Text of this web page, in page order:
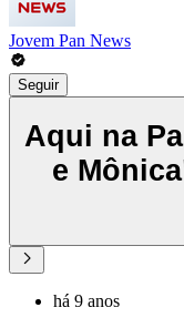
Jovem Pan News
Seguir
Aqui na
e
há 9 anos